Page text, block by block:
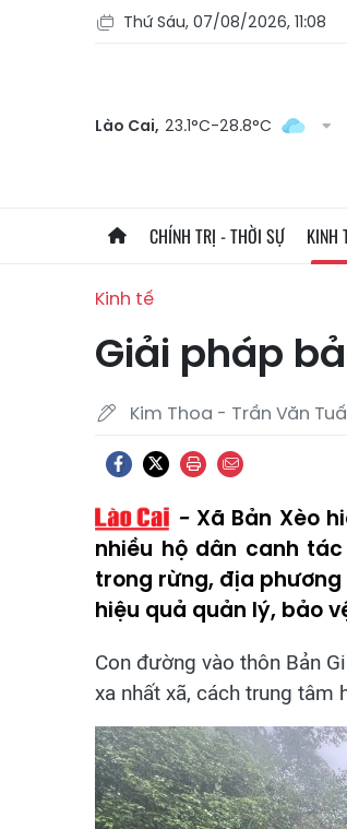
Thứ Sáu, 07/08/2026, 11:08
Lào Cai, 23.1°C-28.8°C
CHÍNH TRỊ - THỜI SỰ KINH
Kinh tế
Giải pháp
Kim Thoa - Trần Văn
Xã Bản Xèo
nhiều hộ dân canh
trong rừng, địa
hiệu quả quản lý, bảo
Con đường vào thôn Bản
xa nhất xã, cách trung